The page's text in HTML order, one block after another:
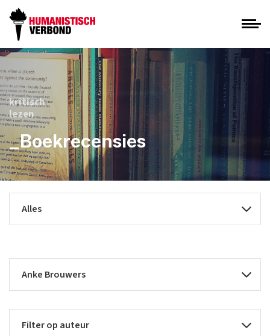
kritisch
lezen
_Boekrecensies